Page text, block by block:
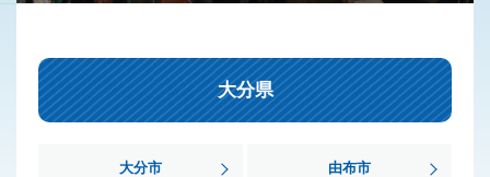
大分県
大分市 由布市